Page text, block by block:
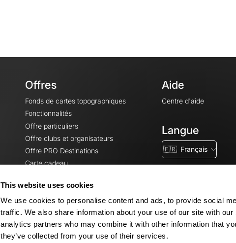
This website uses cookies
We use cookies to personalise content and ads, to provide social
traffic. We also share information about your use of our site with
analytics partners who may combine it with other information that
they’ve collected from your use of their services.
Offres
Fonds de cartes topographiques
Fonctionnalités
Offre particuliers
Offre clubs et organisateurs
Offre PRO Destinations
Carte cadeau
Aide
Centre d'aide
Langue
🇫🇷 Français